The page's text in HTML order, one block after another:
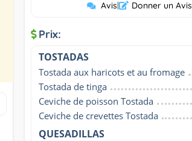
Avis| Donner un Avis
Prix:
TOSTADAS
Tostada aux haricots et au fromage
Tostada de tinga
Ceviche de poisson Tostada
Ceviche de crevettes Tostada
QUESADILLAS